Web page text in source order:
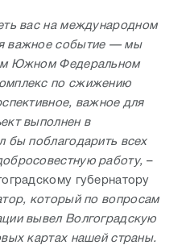
вас на международном
важное событие — мы
Южном Федеральном
по сжижению
важное для
выполнен в
бы поблагодарить всех
работу, –
губернатору
который по вопросам
вывел Волгоградскую
картах нашей страны.